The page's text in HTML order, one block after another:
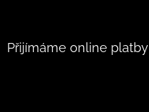
Přijímáme online platby